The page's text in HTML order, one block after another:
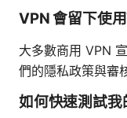
VPN 會留下使
大多數商用 VPN
們的隱私政策與審
如何快速測試我